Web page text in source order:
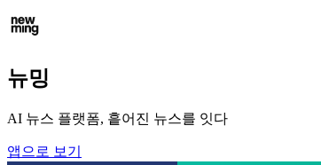
뉴밍
AI 뉴스 플랫폼, 흩어진 뉴스를 잇다
앱으로 보기